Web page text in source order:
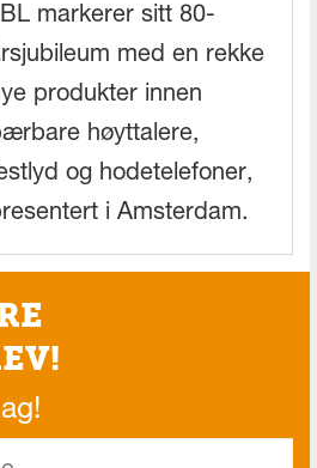
markerer sitt 80-
med en rekke
produkter innen
høyttalere,
og hodetelefoner,
i Amsterdam.